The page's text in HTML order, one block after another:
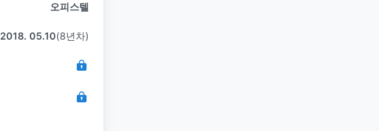
오피스텔
2018. 05.10(8년차)